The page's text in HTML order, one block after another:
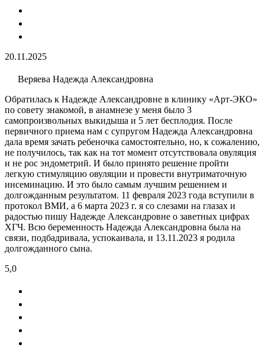
20.11.2025
Веряева Надежда Александровна
Обратилась к Надежде Александровне в клинику «Арт-ЭКО»
по совету знакомой, в анамнезе у меня было 3
самопроизвольных выкидыша и 5 лет бесплодия​. После
первичного приема нам с супругом Надежда Александровна
дала время зачать ребеночка самостоятельно, но, к сожалению,
не получилось, так как на тот момент отсутствовала овуляция
и не рос эндометрий. И было принято решение пройти
легкую стимуляцию овуляции​ и провести внутриматочную
инсеминацию​. И это было самым лучшим решением и
долгожданным результатом. 11 февраля 2023 года вступили в
протокол ВМИ, а 6 марта 2023 г. я со слезами на глазах и
радостью пишу Надежде Александровне о заветных цифрах
ХГЧ. Всю беременность Надежда Александровна была на
связи, подбадривала, успокаивала, и 13.11.2023 я родила
долгожданного сына.
5,0